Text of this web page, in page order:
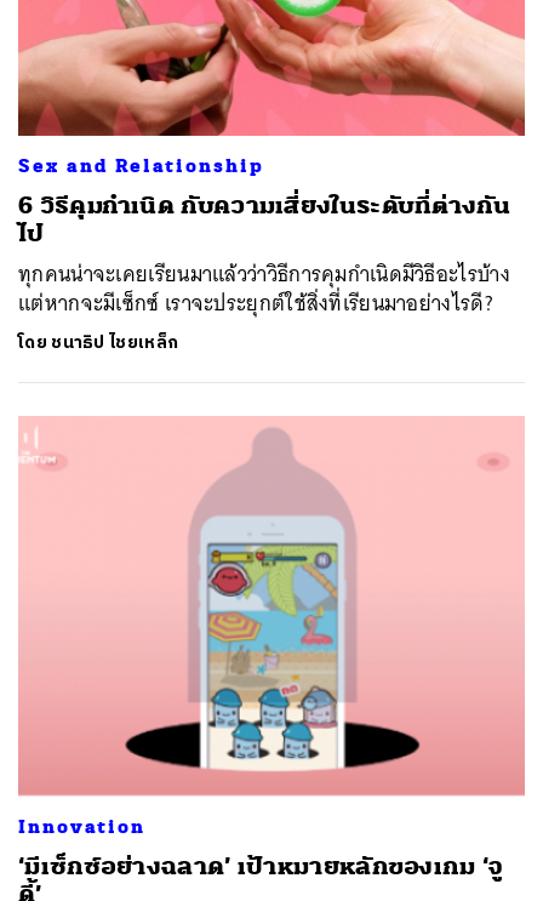
Sex and Relationship
6 วิธีคุมกำเนิด กับความเสี่ยงในระดับที่ต่างกัน
ไป
ทุกคนน่าจะเคยเรียนมาแล้วว่าวิธีการคุมกำเนิดมีวิธีอะไรบ้าง
แต่หากจะมีเซ็กซ์ เราจะประยุกต์ใช้สิ่งที่เรียนมาอย่างไรดี?
โดย ชนาธิป ไชยเหล็ก
Innovation
‘มีเซ็กซ์อย่างฉลาด’ เป้าหมายหลักของเกม ‘จู
ดี้’
SHARE TWEET LINE EMAIL